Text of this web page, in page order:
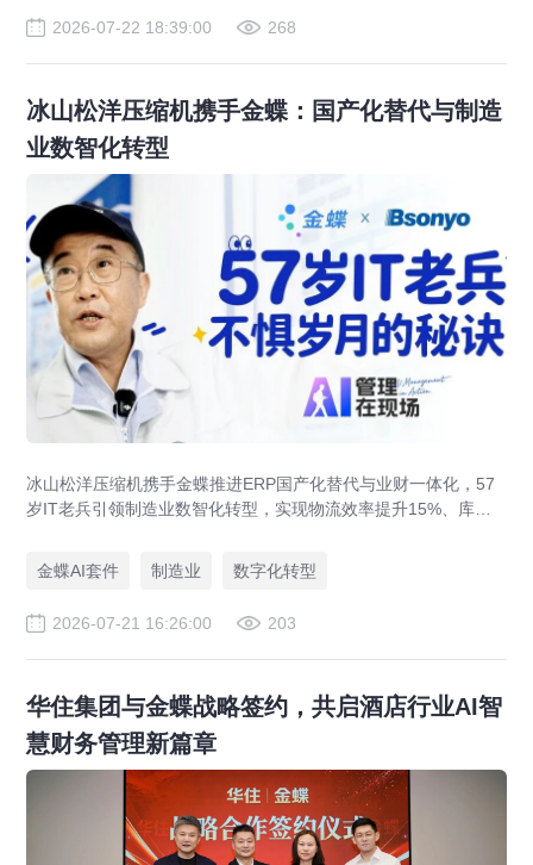
2026-07-22 18:39:00 268
冰山松洋压缩机携手金蝶：国产化替代与制造
业数智化转型
冰山松洋压缩机携手金蝶推进ERP国产化替代与业财一体化，57
岁IT老兵引领制造业数智化转型，实现物流效率提升15%、库存
金蝶AI套件
制造业 数字化转型
2026-07-21 16:26:00 203
华住集团与金蝶战略签约，共启酒店行业AI智
慧财务管理新篇章